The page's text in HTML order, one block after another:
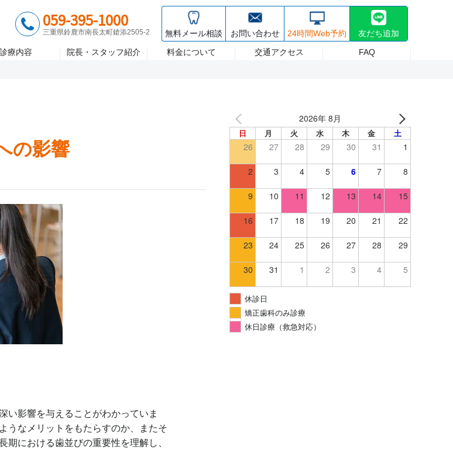
診療時間 月〜金/9:00~18:00 土/8:30~17:30 日祝/8:30~17:00 (最終受付は診療終了30分前まで) 休診日 日曜
矯正歯科 セラミック治療・ホワイトニング
059-395-1000
三重県鈴鹿市南長太町鎗添2505-2 無料メール相談 お問い合わせ 24時間Web予約
友だち追加
診療内容 院長・スタッフ紹介 料金について 交通アクセス FAQ
の影響
い影響を与えることがわかっていま
うなメリットをもたらすのか、またそ
における歯並びの重要性を理解し、
2026年 8月
日 月 火 水 木 金 土
26 27 28 29 30 31 1
2 3 4 5 6 7 8
9 10 11 12 13 14 15
16 17 18 19 20 21 22
23 24 25 26 27 28 29
30 31 1 2 3 4 5
休診日
矯正歯科のみ診療
休日診療（救急対応）